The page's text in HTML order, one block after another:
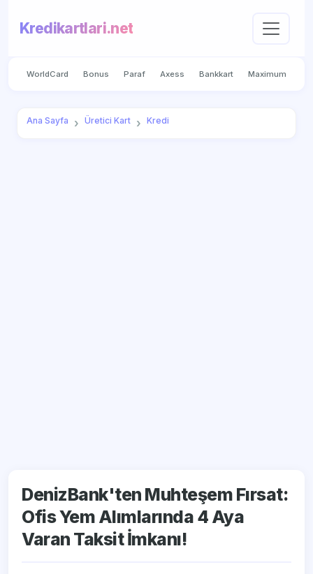
Kredikartlari.net
WorldCard Bonus Paraf Axess Bankkart Maximum
Ana Sayfa Üretici Kart Kredi
DenizBank'ten Muhteşem Fırsat:
Ofis Yem Alımlarında 4 Aya
Varan Taksit İmkanı!